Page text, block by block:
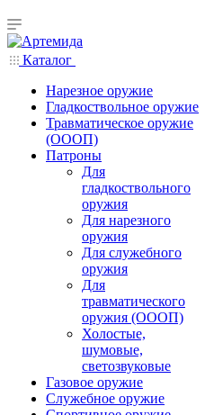
Каталог
Нарезное оружие
Гладкоствольное оружие
Травматическое оружие
(ОООП)
Патроны
Для
гладкоствольного
оружия
Для нарезного
оружия
Для служебного
оружия
Для
травматического
оружия (ОООП)
Холостые,
шумовые,
светозвуковые
Газовое оружие
Служебное оружие